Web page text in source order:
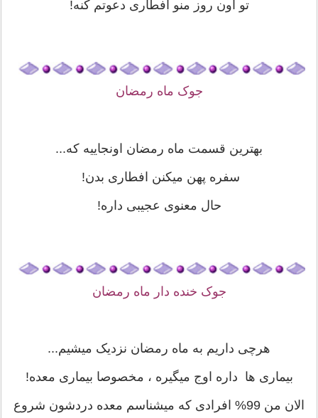
تو اون روز منو افطاری دعوتم کنه!
جوک ماه رمضان
ﺑﻬﺘﺮﯾﻦ ﻗﺴﻤﺖ ماه رمضان ﺍﻭﻧﺠﺎﯾﯿﻪ ﮐﻪ...
ﺳﻔﺮﻩ ﭘﻬﻦ ﻣﯿﮑﻨﻦ افطاری ﺑﺪﻥ!
ﺣﺎﻝ ﻣﻌﻨﻮﯼ ﻋﺠﯿﺒﯽ ﺩﺍﺭه!
جوک خنده دار ماه رمضان
هرچی داریم به ماه رمضان نزدیک میشیم...
بیماری ها داره اوج میگیره ، مخصوصا بیماری معده!
الان من 99% افرادی که میشناسم معده دردشون شروع